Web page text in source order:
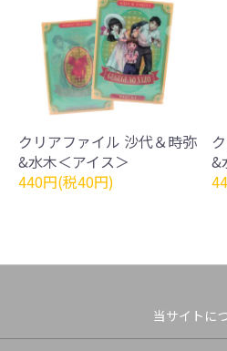
クリアファイル 沙代＆時弥
&水木＜アイス＞
440円(税40円)
&
当サイトに